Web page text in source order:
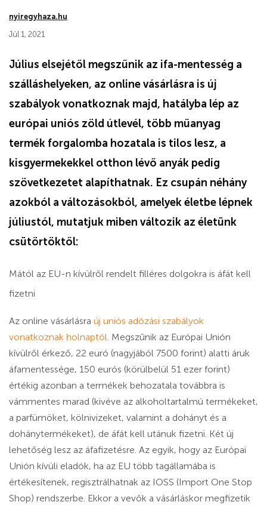
nyiregyhaza.hu
Júl 1, 2021
Július elsejétől megszűnik az ifa-mentesség a
szálláshelyeken, az online vásárlásra is új
szabályok vonatkoznak majd, hatályba lép az
európai uniós zöld útlevél, több műanyag
termék forgalomba hozatala is tilos lesz, a
kisgyermekekkel otthon lévő anyák pedig
szövetkezetet alapíthatnak. Ez csupán néhány
azokból a változásokból, amelyek életbe lépnek
júliustól, mutatjuk miben változik az életünk
csütörtöktől:
Mától az EU-n kívülről rendelt filléres dolgokra is áfát kell
fizetni
Az online vásárlásra új uniós adózási szabályok
vonatkoznak holnaptól. Megszűnik az Európai Unión
kívülről érkező, 22 euró (nagyjából 7500 forint) alatti áruk
áfamentessége, 150 eurós (körülbelül 51 ezer forint)
értékig azonban a termékek behozatala továbbra is
vámmentes marad (kivéve az alkoholtartalmú termékeket,
a parfümöket, kölnivizeket, valamint a dohányt és a
dohánytermékeket), de áfát kell utánuk fizetni. Két új
lehetőség lesz az áfafizetésre. Az egyik, hogy az Európai
Unión kívüli eladók, ha az EU több tagállamába is
értékesítenek, regisztrálhatnak az IOSS (Import One Stop
Shop) rendszerbe. Ekkor a vevők a vásárláskor megfizetik